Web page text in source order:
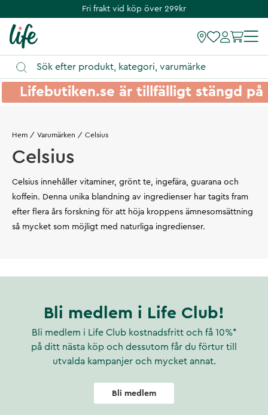
Fri frakt vid köp över 299kr
Lifebutiken.se är tillfälligt stängd
Hem Varumärken Celsius
Celsius
Celsius innehåller vitaminer, grönt te, ingefära, guarana och
koffein. Denna unika blandning av ingredienser har tagits fram
efter flera års forskning för att höja kroppens ämnesomsättning
så mycket som möjligt med naturliga ingredienser.
Bli medlem i Life Club!
Bli medlem i Life Club kostnadsfritt och få 10%*
på ditt nästa köp och dessutom får du förtur till
utvalda kampanjer och mycket annat.
Bli medlem